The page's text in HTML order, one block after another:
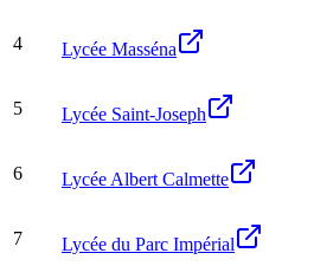
4 Lycée Masséna
5 Lycée Saint-Joseph
6 Lycée Albert Calmette
7 Lycée du Parc Impérial